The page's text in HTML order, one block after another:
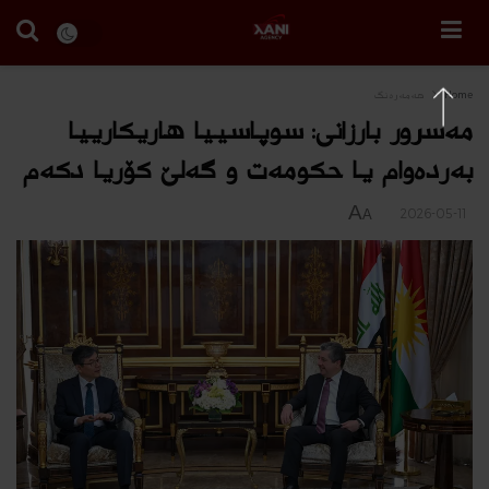
Home هه‌مه‌ره‌نگ
مەسرور بارزانی: سوپاسییا هاریکارییا
به‌رده‌وام یا حکومەت و گەلێ کۆریا دكه‌م
A
A